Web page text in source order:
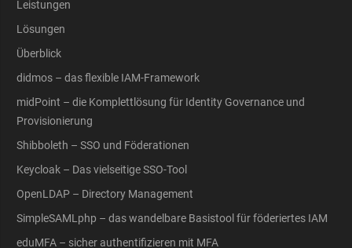
Leistungen
Lösungen
Überblick
didmos – das flexible IAM-Framework
midPoint – die Komplettlösung für Identity Governance und
Provisionierung
Shibboleth – SSO und Föderationen
Keycloak – Das vielseitige SSO-Tool
OpenLDAP – Directory Management
SimpleSAMLphp – das wandelbare Basistool für föderiertes IAM
eduMFA – sicher authentifizieren mit MFA